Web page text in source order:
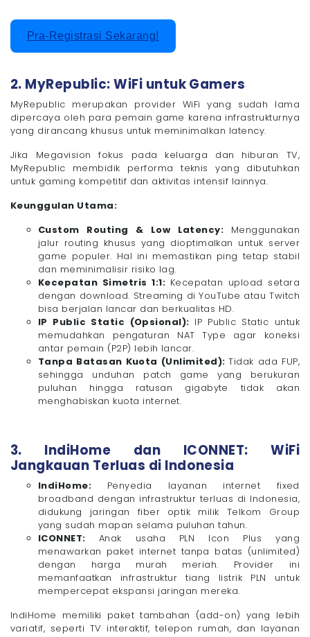
Pra-Registrasi Sekarang!
2. MyRepublic: WiFi untuk Gamers
MyRepublic merupakan provider WiFi yang sudah lama
dipercaya oleh para pemain game karena infrastrukturnya
yang dirancang khusus untuk meminimalkan latency.
Jika Megavision fokus pada keluarga dan hiburan TV,
MyRepublic membidik performa teknis yang dibutuhkan
untuk gaming kompetitif dan aktivitas intensif lainnya.
Keunggulan Utama:
Custom Routing & Low Latency: Menggunakan
jalur routing khusus yang dioptimalkan untuk server
game populer. Hal ini memastikan ping tetap stabil
dan meminimalisir risiko lag.
Kecepatan Simetris 1:1: Kecepatan upload setara
dengan download. Streaming di YouTube atau Twitch
bisa berjalan lancar dan berkualitas HD.
IP Public Static (Opsional): IP Public Static untuk
memudahkan pengaturan NAT Type agar koneksi
antar pemain (P2P) lebih lancar.
Tanpa Batasan Kuota (Unlimited):Tidak ada FUP,
sehingga unduhan patch game yang berukuran
puluhan hingga ratusan gigabyte tidak akan
menghabiskan kuota internet.
3. IndiHome dan ICONNET: WiFi
Jangkauan Terluas di Indonesia
IndiHome: Penyedia layanan internet fixed
broadband dengan infrastruktur terluas di Indonesia,
didukung jaringan fiber optik milik Telkom Group
yang sudah mapan selama puluhan tahun.
ICONNET: Anak usaha PLN Icon Plus yang
menawarkan paket internet tanpa batas (unlimited)
dengan harga murah meriah. Provider ini
memanfaatkan infrastruktur tiang listrik PLN untuk
mempercepat ekspansi jaringan mereka.
IndiHome memiliki paket tambahan (add-on) yang lebih
variatif, seperti TV interaktif, telepon rumah, dan layanan